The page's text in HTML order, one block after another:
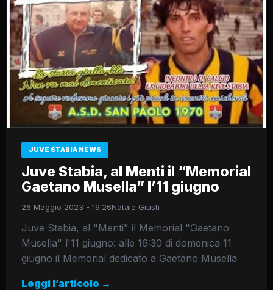
JUVE STABIA NEWS
Juve Stabia, al Menti il “Memorial
Gaetano Musella” l’11 giugno
26 Maggio 2023 - 19:26Natale Giusti
Juve Stabia, al "Menti" il Memorial "Gaetano
Musella" l'11 giugno: alle 16:30 di domenica 11
giugno il Memorial dedicato a Gaetano Musella
Leggi l’articolo →